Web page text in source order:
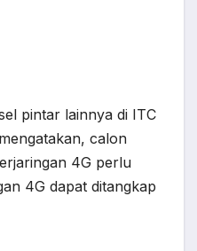
pintar lainnya di ITC
calon
4G perlu
4G dapat ditangkap